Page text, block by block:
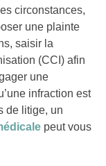
circonstances,
une plainte
saisir la
(CCI) afin
une
infraction est
de litige, un
peut vous